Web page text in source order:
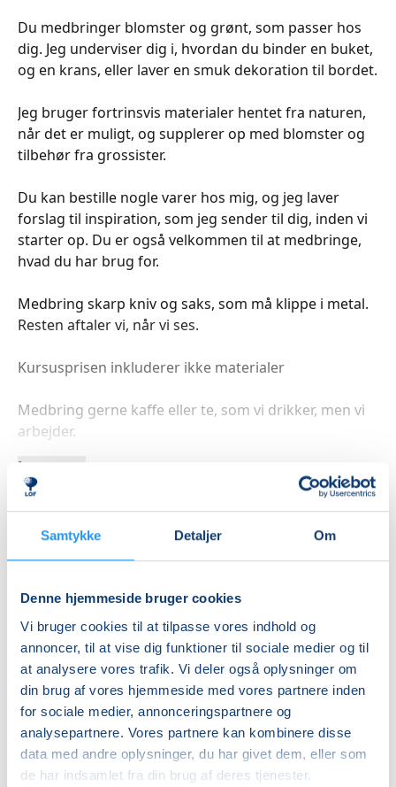
Samtykke Detaljer Om
Denne hjemmeside bruger cookies
Vi bruger cookies til at tilpasse vores indhold og
annoncer, til at vise dig funktioner til sociale medier og til
at analysere vores trafik. Vi deler også oplysninger om
din brug af vores hjemmeside med vores partnere inden
for sociale medier, annonceringspartnere og
analysepartnere. Vores partnere kan kombinere disse
data med andre oplysninger, du har givet dem, eller som
de har indsamlet fra din brug af deres tjenester.
Du medbringer blomster og grønt, som passer hos
dig. Jeg underviser dig i, hvordan du binder en buket,
og en krans, eller laver en smuk dekoration til bordet.
Jeg bruger fortrinsvis materialer hentet fra naturen,
når det er muligt, og supplerer op med blomster og
tilbehør fra grossister.
Du kan bestille nogle varer hos mig, og jeg laver
forslag til inspiration, som jeg sender til dig, inden vi
starter op. Du er også velkommen til at medbringe,
hvad du har brug for.
Medbring skarp kniv og saks, som må klippe i metal.
Resten aftaler vi, når vi ses.
Kursusprisen inkluderer ikke materialer
Medbring gerne kaffe eller te, som vi drikker, men vi
arbejder.
Læs mere
Indlæser frie pladser...
Priser
Almen
DKK 250,00
Info